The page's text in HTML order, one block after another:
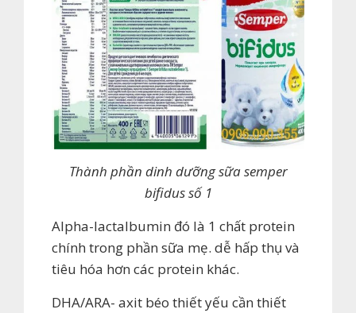
Thành phần dinh dưỡng sữa semper
bifidus số 1
Alpha-lactalbumin đó là 1 chất protein
chính trong phần sữa mẹ. dễ hấp thụ và
tiêu hóa hơn các protein khác.
DHA/ARA- axit béo thiết yếu cần thiết